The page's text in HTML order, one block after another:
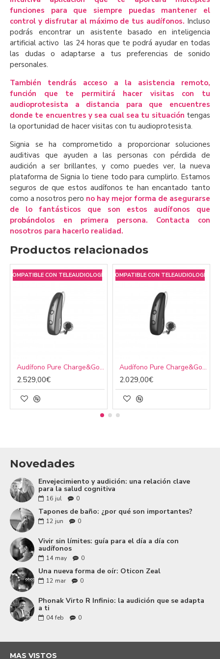
funciones para que siempre puedas mantener el
control y disfrutar al máximo de tus audífonos. Incluso
podrás encontrar un asistente basado en inteligencia
artificial activo las 24 horas que te podrá ayudar en todas
las dudas o adaptarse a tus preferencias de sonido
personales.
También tendrás acceso a la asistencia remoto,
función que te permitirá hacer visitas con tu
audioprotesista a distancia para que encuentres
donde te encuentres y sea cual sea tu situación tengas
la oportunidad de hacer visitas con tu audioprotesista.
Signia se ha comprometido a proporcionar soluciones
auditivas que ayuden a las personas con pérdida de
audición a ser brillantes, y como puedes ver, la nueva
plataforma de Signia lo tiene todo para cumplirlo. Estamos
seguros de que estos audífonos te han encantado tanto
como a nosotros pero no hay mejor forma de asegurarse
de lo fantásticos que son estos audífonos que
probándolos en primera persona. Contacta con
nosotros para hacerlo realidad.
Productos relacionados
COMPATIBLE CON TELEAUDIOLOGÍA
Audífono Pure Charge&Go 7 IX
2.529,00€
COMPATIBLE CON TELEAUDIOLOGÍA
Audífono Pure Charge&Go 5 IX
2.029,00€
Novedades
Envejecimiento y audición: una relación clave
para la salud cognitiva
16 jul 0
Tapones de baño: ¿por qué son importantes?
12 jun 0
Vivir sin límites: guía para el día a día con
audífonos
14 may 0
Una nueva forma de oír: Oticon Zeal
12 mar 0
Phonak Virto R Infinio: la audición que se adapta
a ti
04 feb 0
MAS VISTOS